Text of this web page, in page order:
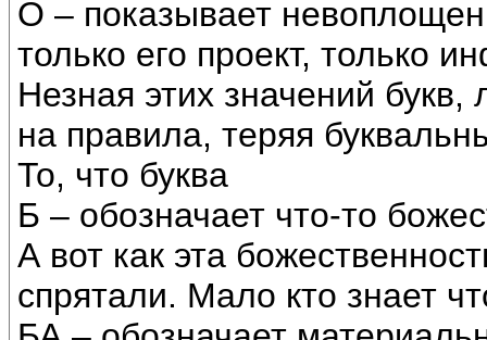
О – показывает
только его проект, только
Незная этих значений
на правила, теряя
То, что буква
Б – обозначает что-то
А вот как эта
спрятали. Мало кто знает